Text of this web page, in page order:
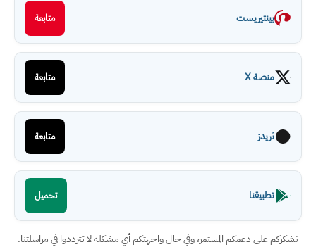
بينتيريست متابعة
منصة X متابعة
ثريدز متابعة
تطبيقنا تحميل
نشكركم على دعمكم المستمر، وفي حال واجهتكم أي مشكلة لا تترددوا في مراسلتنا.